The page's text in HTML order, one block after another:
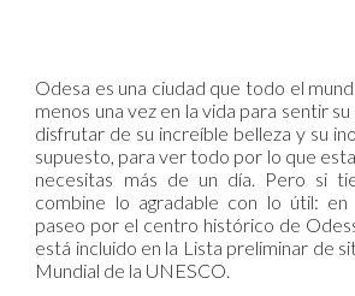
Odesa es una ciudad que todo el
menos una vez en la vida para sentir
disfrutar de su increíble belleza y su
supuesto, para ver todo por lo que
necesitas más de un día. Pero si
combine lo agradable con lo útil:
paseo por el centro histórico de
está incluido en la Lista preliminar de
Mundial de la UNESCO.